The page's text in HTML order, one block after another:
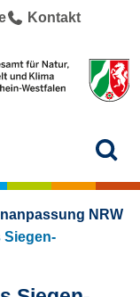
Kontakt
NRW